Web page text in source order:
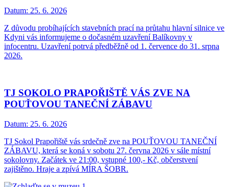
Datum: 25. 6. 2026
Z důvodu probíhajících stavebních prací na průtahu hlavní silnice ve
Kdyni vás informujeme o dočasném uzavření Balíkovny v
infocentru. Uzavření potrvá předběžně od 1. července do 31. srpna
2026.
TJ SOKOLO PRAPOŘIŠTĚ VÁS ZVE NA
POUŤOVOU TANEČNÍ ZÁBAVU
Datum: 25. 6. 2026
TJ Sokol Prapořiště vás srdečně zve na POUŤOVOU TANEČNÍ
ZÁBAVU, která se koná v sobotu 27. června 2026 v sále místní
sokolovny. Začátek ve 21:00, vstupné 100,- Kč, občerstvení
zajištěno. Hraje a zpívá MÍRA ŠOBR.